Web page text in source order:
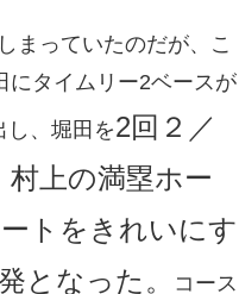
まっていたのだが、こ
にタイムリー2ベースが
し、堀田を2回２／
村上の満塁ホー
トをきれいにす
となった。
コース